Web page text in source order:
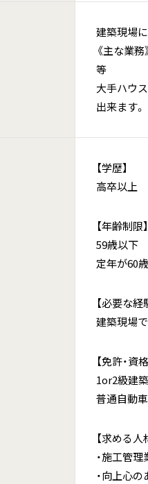
建築現場
《主な業
等
大手ハウ
出来ます。
【学歴】
高卒以上
【年齢制限】
59歳以下
定年が60
【必要な経
建築現場
【免許・資格
1or2級建
普通自動
【求める人
・施工管
・向上心